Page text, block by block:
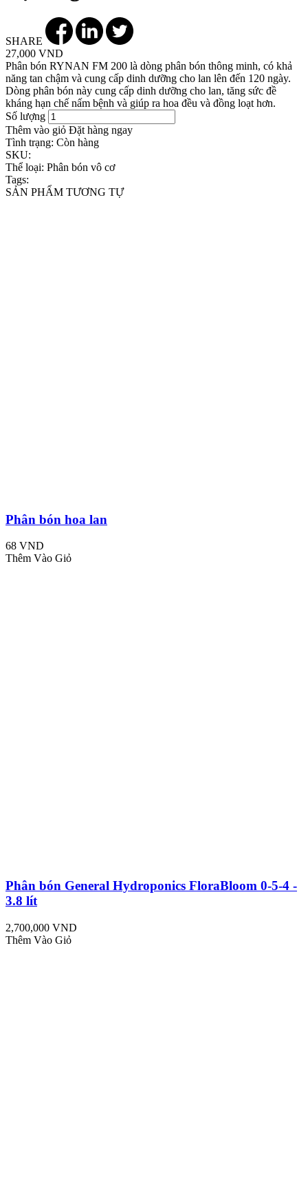
SHARE
27,000 VND
Phân bón RYNAN FM 200 là dòng phân bón thông minh, có khả
năng tan chậm và cung cấp dinh dưỡng cho lan lên đến 120 ngày.
Dòng phân bón này cung cấp dinh dưỡng cho lan, tăng sức đề
kháng hạn chế nấm bệnh và giúp ra hoa đều và đồng loạt hơn.
Số lượng
Thêm vào giỏ Đặt hàng ngay
Tình trạng: Còn hàng
SKU:
Thể loại: Phân bón vô cơ
Tags:
SẢN PHẨM TƯƠNG TỰ
Phân bón hoa lan
68 VND
Thêm Vào Giỏ
Phân bón General Hydroponics FloraBloom 0-5-4 -
3.8 lít
2,700,000 VND
Thêm Vào Giỏ